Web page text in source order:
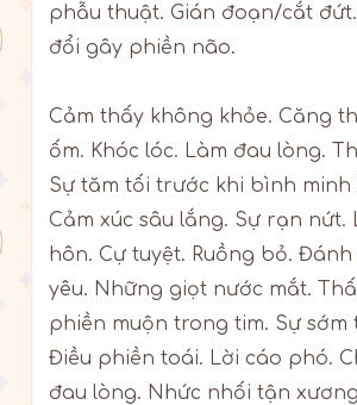
phẫu thuật. Gián đoạn/cắt
đổi gây phiền não.
Cảm thấy không khỏe. Căng
ốm. Khóc lóc. Làm đau lòng.
Sự tăm tối trước khi bình minh
Cảm xúc sâu lắng. Sự rạn nứt.
hôn. Cự tuyệt. Ruồng bỏ.
yêu. Những giọt nước mắt.
phiền muộn trong tim. Sự sớm
Điều phiền toái. Lời cáo phó.
đau lòng. Nhức nhối tận